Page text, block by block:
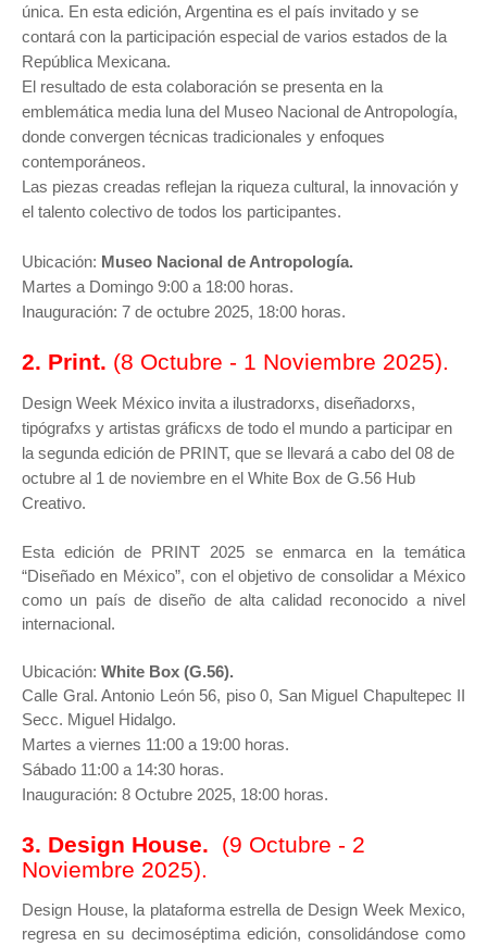
única. En esta edición, Argentina es el país invitado y se
contará con la participación especial de varios estados de la
República Mexicana.
El resultado de esta colaboración se presenta en la
emblemática media luna del Museo Nacional de Antropología,
donde convergen técnicas tradicionales y enfoques
contemporáneos.
Las piezas creadas reflejan la riqueza cultural, la innovación y
el talento colectivo de todos los participantes.
Ubicación: Museo Nacional de Antropología.
Martes a Domingo 9:00 a 18:00 horas.
Inauguración: 7 de octubre 2025, 18:00 horas.
2. Print. (8 Octubre - 1 Noviembre 2025).
Design Week México invita a ilustradorxs, diseñadorxs,
tipógrafxs y artistas gráficxs de todo el mundo a participar en
la segunda edición de PRINT, que se llevará a cabo del 08 de
octubre al 1 de noviembre en el White Box de G.56 Hub
Creativo.
Esta edición de PRINT 2025 se enmarca en la temática
“Diseñado en México”, con el objetivo de consolidar a México
como un país de diseño de alta calidad reconocido a nivel
internacional.
Ubicación: White Box (G.56).
Calle Gral. Antonio León 56, piso 0, San Miguel Chapultepec II
Secc. Miguel Hidalgo.
Martes a viernes 11:00 a 19:00 horas.
Sábado 11:00 a 14:30 horas.
Inauguración: 8 Octubre 2025, 18:00 horas.
3. Design House. (9 Octubre - 2
Noviembre 2025).
Design House, la plataforma estrella de Design Week Mexico,
regresa en su decimoséptima edición, consolidándose como